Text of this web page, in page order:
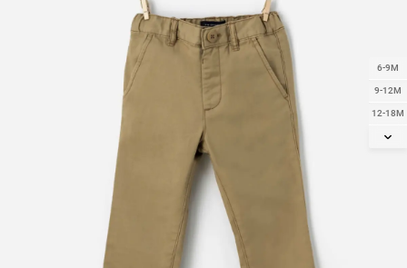
6-9M
9-12M
12-18M
18-24M